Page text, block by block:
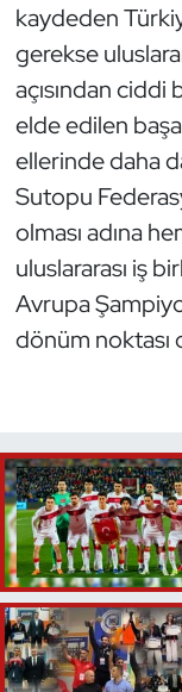
kaydeden
gerekse
açısından ciddi
elde edilen
ellerinde daha
Sutopu
olması adına
uluslararası iş
Avrupa
dönüm noktası
Yüzme